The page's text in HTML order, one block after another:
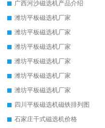
广西河沙磁选机产品介绍
潍坊平板磁选机厂家
潍坊平板磁选机厂家
潍坊平板磁选机厂家
潍坊平板磁选机厂家
潍坊平板磁选机厂家
潍坊平板磁选机厂家
四川平板磁选机磁铁排列图
石家庄干式磁选机价格